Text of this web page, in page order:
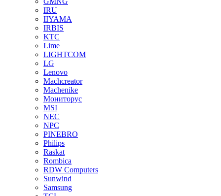
IRU
IIYAMA
IRBIS
KTC
Lime
LIGHTCOM
LG
Lenovo
Machcreator
Machenike
Мониторус
MSI
NEC
NPC
PINEBRO
Philips
Raskat
Rombica
RDW Computers
Sunwind
Samsung